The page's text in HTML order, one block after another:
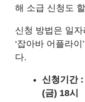
해 소급 신청도
신청 방법은 일
‘잡아바 어플라
다.
신청기간
(금) 18시